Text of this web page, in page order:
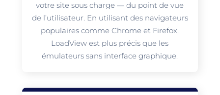
votre site sous charge — du point de vue
de l’utilisateur. En utilisant des navigateurs
populaires comme Chrome et Firefox,
LoadView est plus précis que les
émulateurs sans interface graphique.